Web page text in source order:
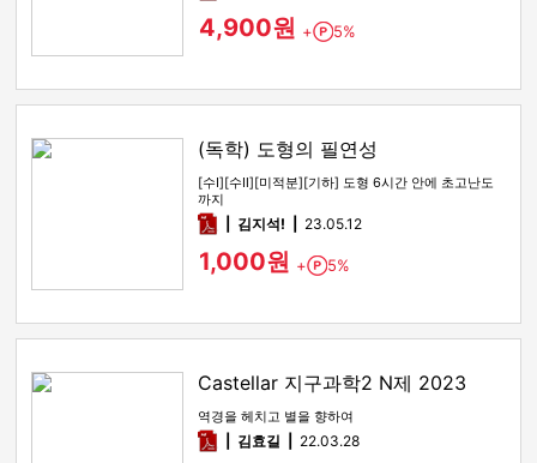
4,900원 + Point
5%
(독학) 도형의 필연성
[수Ⅰ][수Ⅱ][미적분][기하] 도형 6시간 안에 초고난도
까지
pdf김지석! 23.05.12
1,000원 + Point
5%
Castellar 지구과학2 N제 2023
역경을 헤치고 별을 향하여
pdf김효길 22.03.28